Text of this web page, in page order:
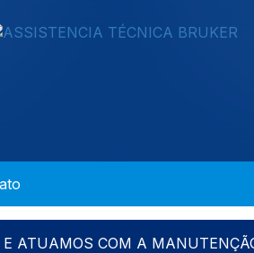
ATUAMOS COM A